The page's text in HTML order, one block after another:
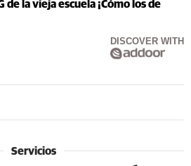
la vieja escuela ¡Cómo los de
DISCOVER WITH
Servicios